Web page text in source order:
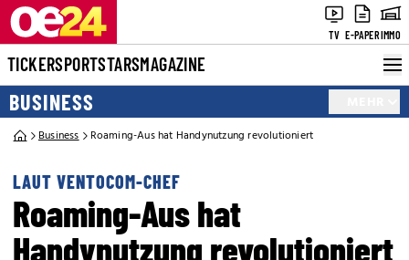
TV E-PAPERIMMO
TICKERSPORTSTARSMAGAZINE
BUSINESS
Business Roaming-Aus hat Handynutzung revolutioniert
LAUT VENTOCOM-CHEF
Roaming-Aus hat
Handynutzung revolutioniert